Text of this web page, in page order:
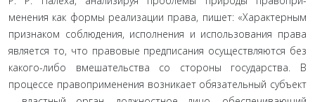
менения как формы реализации права, пишет: «Характерным
признаком соблюдения, исполнения и использования права
является то, что правовые предписания осуществляются без
ка­кого-либо вмешательства со стороны государства. В
процессе правоприменения возникает обязательный субъект